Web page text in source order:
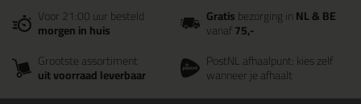
Voor 21:00 uur besteld
morgen in huis
Gratisbezorging inNL & BE
vanaf75,-
Grootste assortiment
uit voorraad leverbaar
PostNL afhaalpunt: kies zelf
wanneer je afhaalt